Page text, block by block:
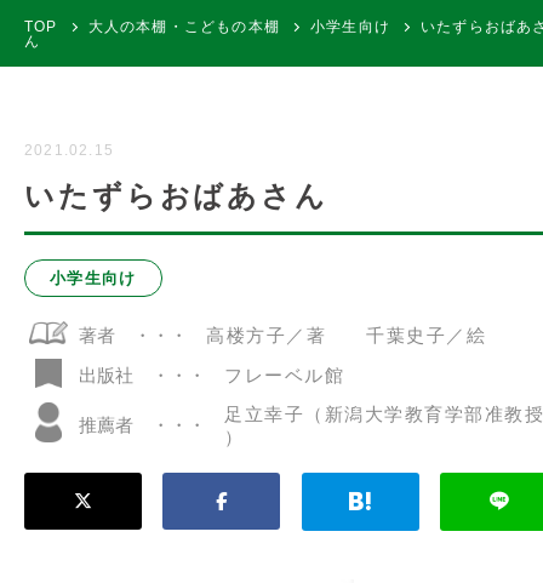
TOP 大人の本棚・こどもの本棚 小学生向け
いたずらおばあ
ん
2021.02.15
いたずらおばあさん
小学生向け
著者
高楼方子／著 千葉史子／絵
出版社
フレーベル館
推薦者
足立幸子（新潟大学教育学部准教授
）